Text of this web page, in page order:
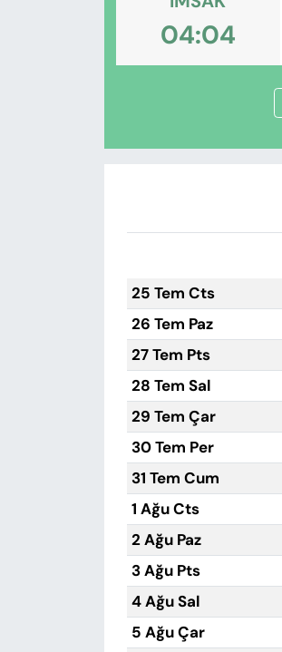
04:04
25 Tem Cts
26 Tem Paz
27 Tem Pts
28 Tem Sal
29 Tem Çar
30 Tem Per
31 Tem Cum
1 Ağu Cts
2 Ağu Paz
3 Ağu Pts
4 Ağu Sal
5 Ağu Çar
KÜLTÜR-SANAT
ÖZEL HABER
YAZAR KÖŞESİ
VAN VE DİYARBAKIR HABERLERİ